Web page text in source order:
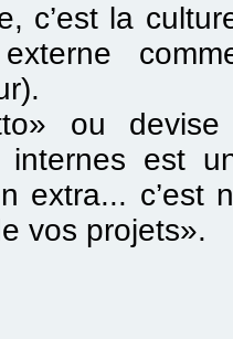
c’est la
ou
internes est
extra... c’est
vos projets».